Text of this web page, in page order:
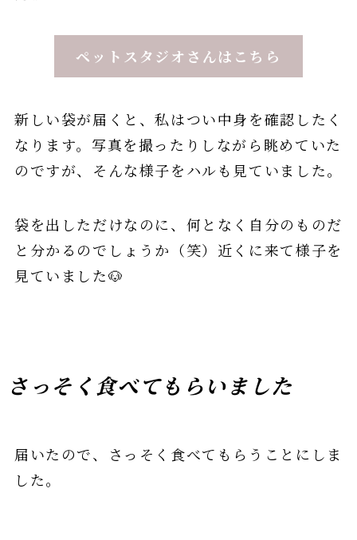
ペットスタジオさんはこちら
新しい袋が届くと、私はつい中身を確認したく
なります。写真を撮ったりしながら眺めていた
のですが、そんな様子をハルも見ていました。
袋を出しただけなのに、何となく自分のものだ
と分かるのでしょうか（笑）近くに来て様子を
見ていました🐶
さっそく食べてもらいました
届いたので、さっそく食べてもらうことにしま
した。